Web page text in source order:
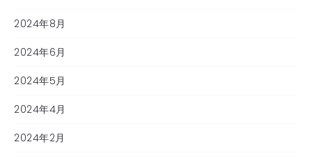
2024年8月
2024年6月
2024年5月
2024年4月
2024年2月